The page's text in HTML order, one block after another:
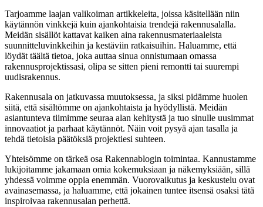
Tarjoamme laajan valikoiman artikkeleita, joissa käsitellään niin
käytännön vinkkejä kuin ajankohtaisia trendejä rakennusalalla.
Meidän sisällöt kattavat kaiken aina rakennusmateriaaleista
suunnitteluvinkkeihin ja kestäviin ratkaisuihin. Haluamme, että
löydät täältä tietoa, joka auttaa sinua onnistumaan omassa
rakennusprojektissasi, olipa se sitten pieni remontti tai suurempi
uudisrakennus.
Rakennusala on jatkuvassa muutoksessa, ja siksi pidämme huolen
siitä, että sisältömme on ajankohtaista ja hyödyllistä. Meidän
asiantunteva tiimimme seuraa alan kehitystä ja tuo sinulle uusimmat
innovaatiot ja parhaat käytännöt. Näin voit pysyä ajan tasalla ja
tehdä tietoisia päätöksiä projektiesi suhteen.
Yhteisömme on tärkeä osa Rakennablogin toimintaa. Kannustamme
lukijoitamme jakamaan omia kokemuksiaan ja näkemyksiään, sillä
yhdessä voimme oppia enemmän. Vuorovaikutus ja keskustelu ovat
avainasemassa, ja haluamme, että jokainen tuntee itsensä osaksi tätä
inspiroivaa rakennusalan perhettä.